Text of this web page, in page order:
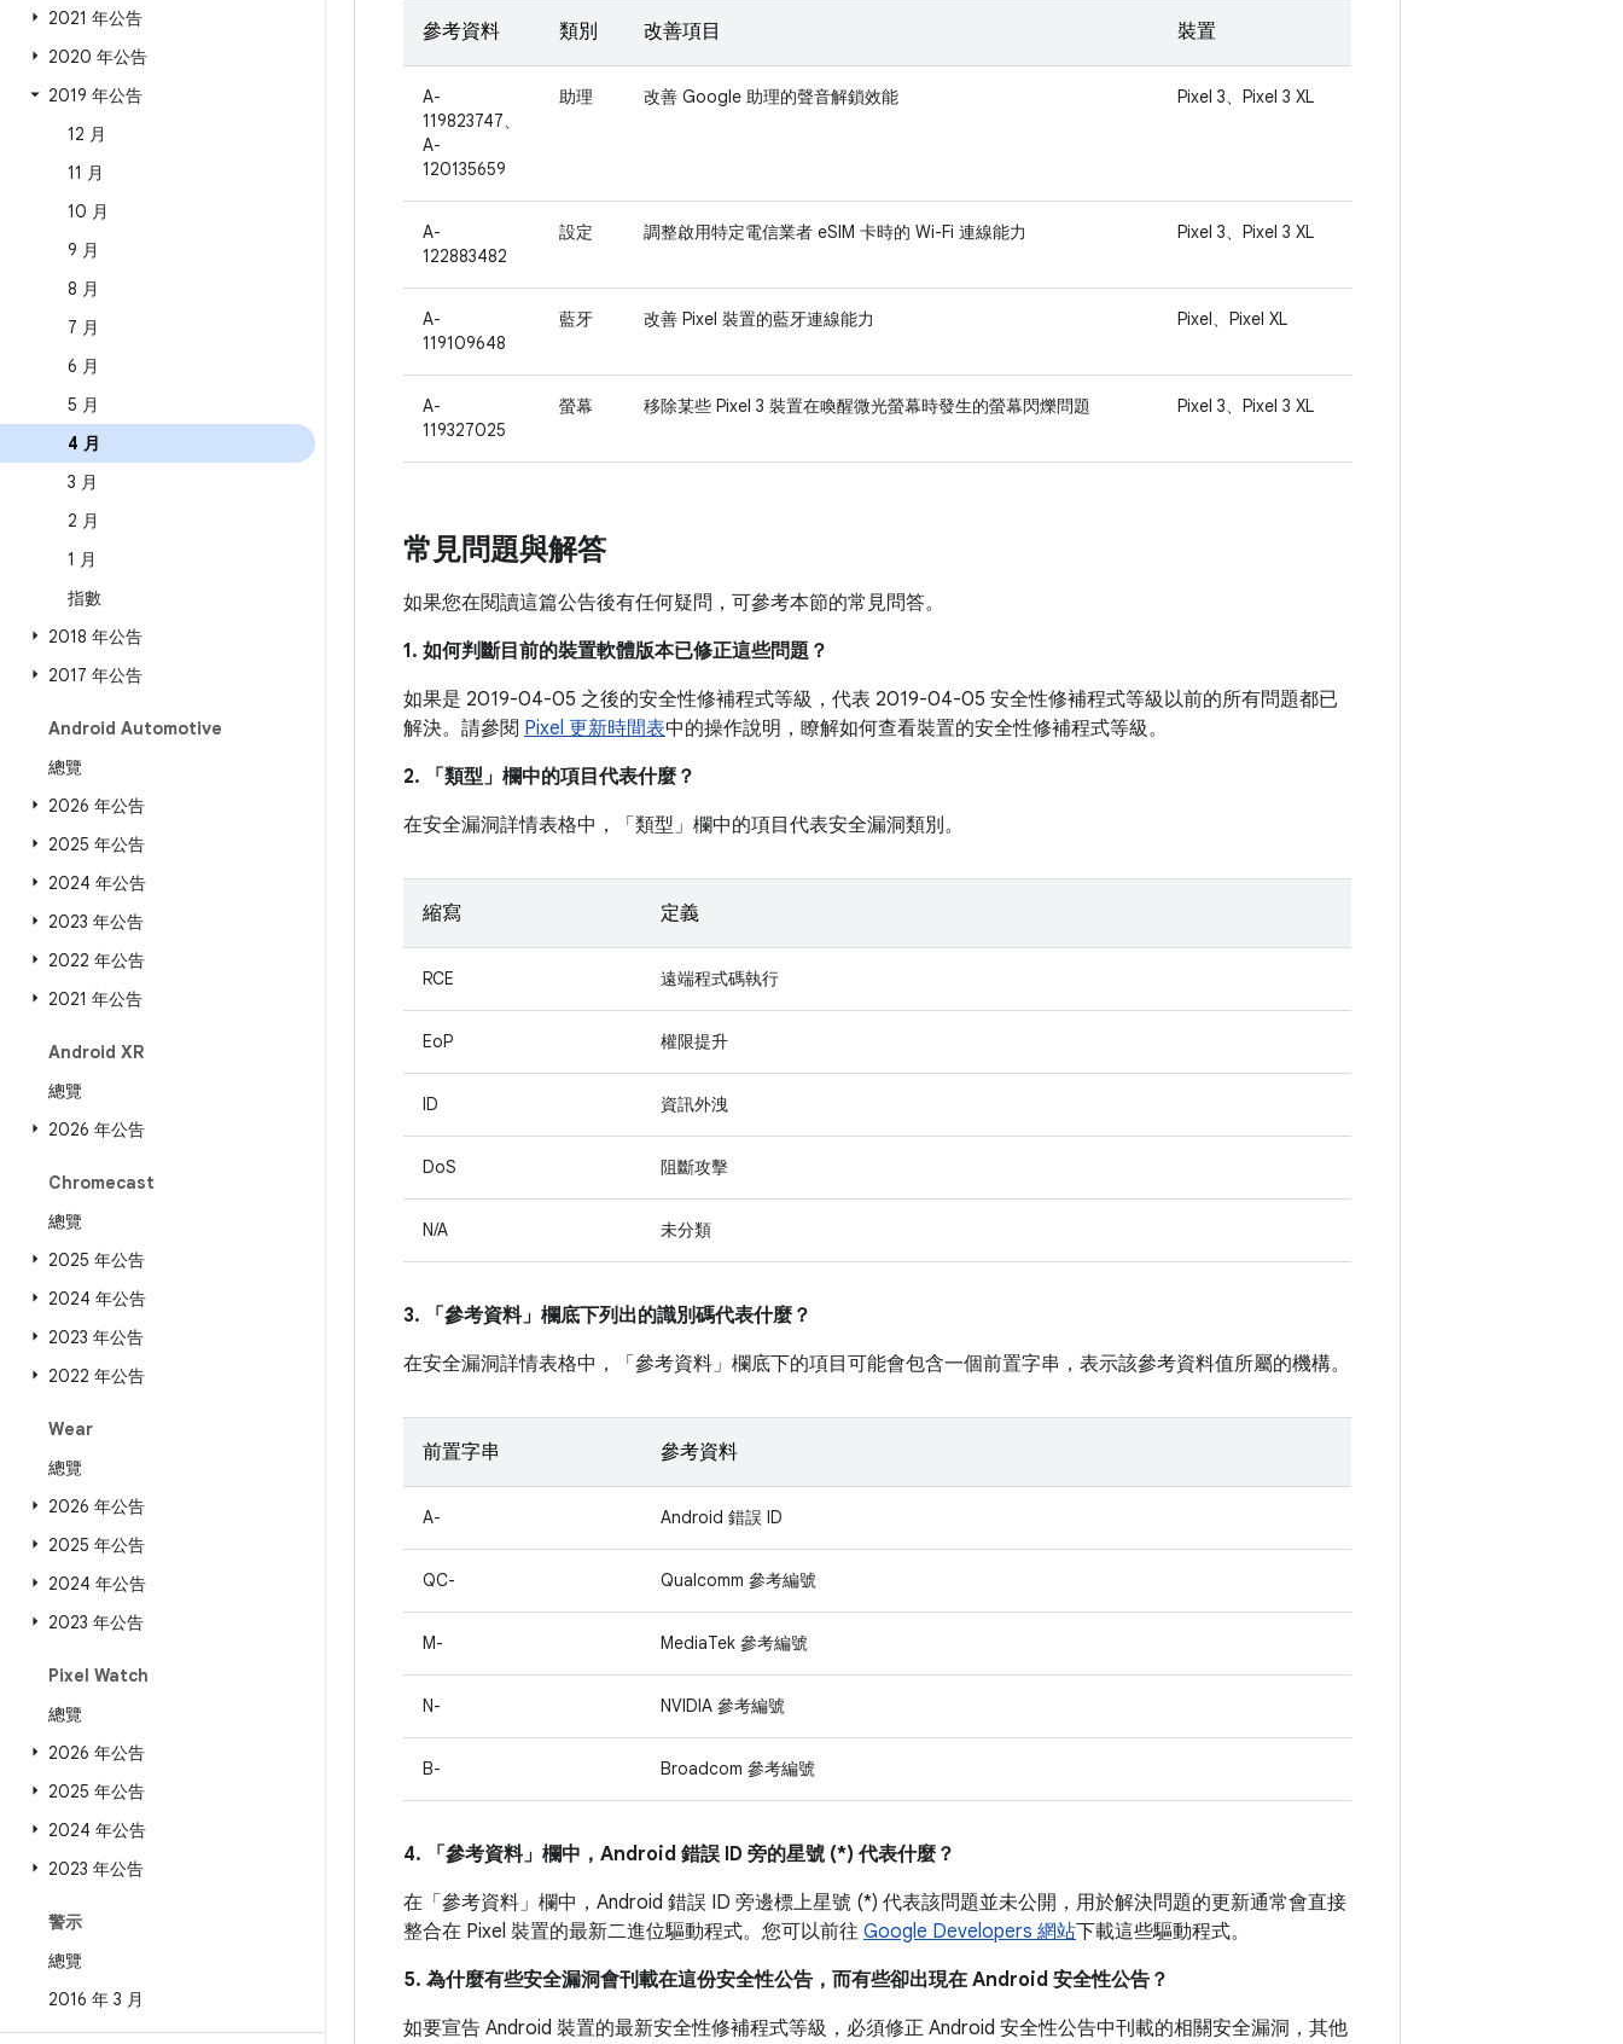
2021 年公告
2020 年公告
2019 年公告
12 月
11 月
10 月
9 月
8 月
7 月
6 月
5 月
4 月
3 月
2 月
1 月
指數
2018 年公告
2017 年公告
Android Automotive
總覽
2026 年公告
2025 年公告
2024 年公告
2023 年公告
2022 年公告
2021 年公告
Android XR
總覽
2026 年公告
Chromecast
總覽
2025 年公告
2024 年公告
2023 年公告
2022 年公告
Wear
總覽
2026 年公告
2025 年公告
2024 年公告
2023 年公告
Pixel Watch
總覽
2026 年公告
2025 年公告
2024 年公告
2023 年公告
警示
總覽
2016 年 3 月
參考資料 類別 改善項目 裝置
A-
119823747、
A-
120135659
助理 改善 Google 助理的聲音解鎖效能 Pixel 3、Pixel 3 XL
A-
122883482
設定 調整啟用特定電信業者 eSIM 卡時的 Wi-Fi 連線能力 Pixel 3、Pixel 3 XL
A-
119109648
藍牙 改善 Pixel 裝置的藍牙連線能力 Pixel、Pixel XL
A-
119327025
螢幕 移除某些 Pixel 3 裝置在喚醒微光螢幕時發生的螢幕閃爍問題 Pixel 3、Pixel 3 XL
常見問題與解答
如果您在閱讀這篇公告後有任何疑問，可參考本節的常見問答。
1. 如何判斷目前的裝置軟體版本已修正這些問題？
如果是 2019-04-05 之後的安全性修補程式等級，代表 2019-04-05 安全性修補程式等級以前的所有問題都已
解決。請參閱 Pixel 更新時間表中的操作說明，瞭解如何查看裝置的安全性修補程式等級。
2. 「類型」 欄中的項目代表什麼？
在安全漏洞詳情表格中，「類型」 欄中的項目代表安全漏洞類別。
縮寫 定義
RCE 遠端程式碼執行
EoP 權限提升
ID 資訊外洩
DoS 阻斷攻擊
N/A 未分類
3. 「參考資料」 欄底下列出的識別碼代表什麼？
在安全漏洞詳情表格中，「參考資料」 欄底下的項目可能會包含一個前置字串，表示該參考資料值所屬的機構。
前置字串 參考資料
A- Android 錯誤 ID
QC- Qualcomm 參考編號
M- MediaTek 參考編號
N- NVIDIA 參考編號
B- Broadcom 參考編號
4. 「參考資料」 欄中，Android 錯誤 ID 旁的星號 (*) 代表什麼？
在「參考資料」 欄中，Android 錯誤 ID 旁邊標上星號 (*) 代表該問題並未公開，用於解決問題的更新通常會直接
整合在 Pixel 裝置的最新二進位驅動程式。您可以前往 Google Developers 網站下載這些驅動程式。
5. 為什麼有些安全漏洞會刊載在這份安全性公告，而有些卻出現在 Android 安全性公告？
如要宣告 Android 裝置的最新安全性修補程式等級，必須修正 Android 安全性公告中刊載的相關安全漏洞，其他